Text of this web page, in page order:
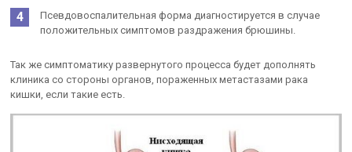
Псевдовоспалительная форма диагностируется в случае
положительных симптомов раздражения брюшины.
Так же симптоматику развернутого процесса будет дополнять
клиника со стороны органов, пораженных метастазами рака
кишки, если такие есть.